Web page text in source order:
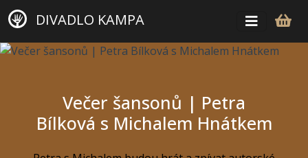
DIVADLO KAMPA
Večer šansonů | Petra
Bílková s Michalem Hnátkem